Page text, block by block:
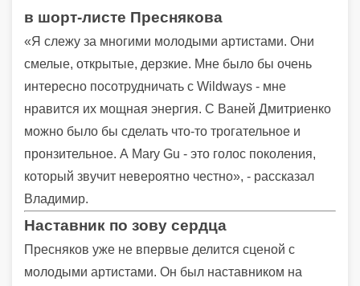
в шорт-листе Преснякова
«Я слежу за многими молодыми артистами. Они
смелые, открытые, дерзкие. Мне было бы очень
интересно посотрудничать с Wildways - мне
нравится их мощная энергия. С Ваней Дмитриенко
можно было бы сделать что-то трогательное и
пронзительное. А Mary Gu - это голос поколения,
который звучит невероятно честно», - рассказал
Владимир.
Наставник по зову сердца
Пресняков уже не впервые делится сценой с
молодыми артистами. Он был наставником на